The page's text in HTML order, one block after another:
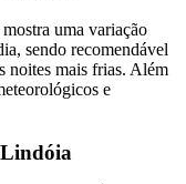
uma variação
sendo recomendável
noites mais frias. Além
e
Lindóia